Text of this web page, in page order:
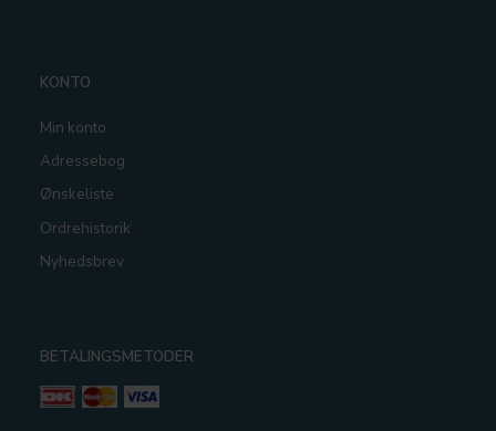
KONTO
Min konto
Adressebog
Ønskeliste
Ordrehistorik
Nyhedsbrev
BETALINGSMETODER